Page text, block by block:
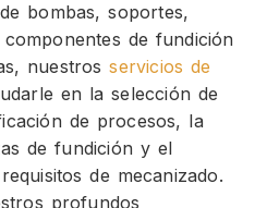
bombas, soportes,
de fundición
nuestrosservicios de
en la selección de
de procesos, la
de fundición y el
de mecanizado.
profundos